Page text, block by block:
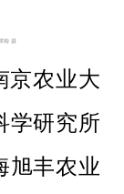
梅 摄
京农业大
学研究所
旭丰农业